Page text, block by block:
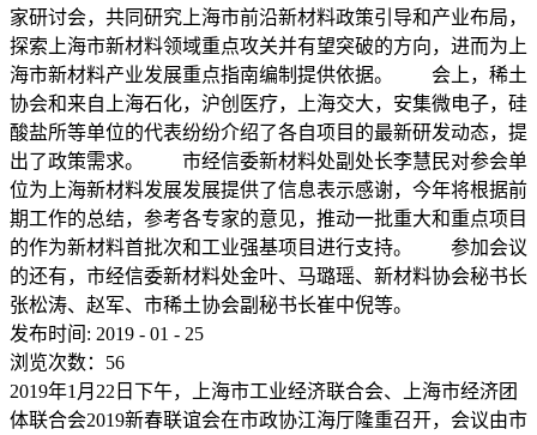
家研讨会，共同研究上海市前沿新材料政策引导和产业布局，
探索上海市新材料领域重点攻关并有望突破的方向，进而为上
海市新材料产业发展重点指南编制提供依据。 会上，稀土
协会和来自上海石化，沪创医疗，上海交大，安集微电子，硅
酸盐所等单位的代表纷纷介绍了各自项目的最新研发动态，提
出了政策需求。 市经信委新材料处副处长李慧民对参会单
位为上海新材料发展发展提供了信息表示感谢，今年将根据前
期工作的总结，参考各专家的意见，推动一批重大和重点项目
的作为新材料首批次和工业强基项目进行支持。 参加会议
的还有，市经信委新材料处金叶、马璐瑶、新材料协会秘书长
张松涛、赵军、市稀土协会副秘书长崔中倪等。
发布时间: 2019 - 01 - 25
浏览次数： 56
2019年1月22日下午，上海市工业经济联合会、上海市经济团
体联合会2019新春联谊会在市政协江海厅隆重召开，会议由市